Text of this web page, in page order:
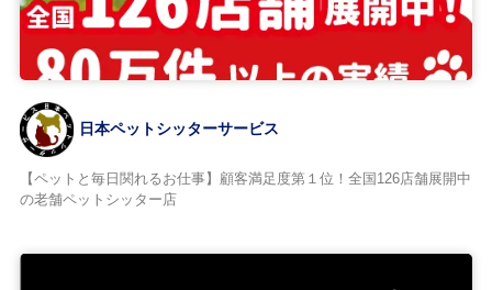
日本ペットシッターサービス
【ペットと毎日関れるお仕事】顧客満足度第１位！全国126店舗展開中
の老舗ペットシッター店